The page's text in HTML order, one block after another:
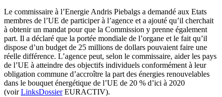
Le commissaire à l’Energie Andris Piebalgs a demandé aux Etats
membres de l’UE de participer à l’agence et a ajouté qu’il cherchait
à obtenir un mandat pour que la Commission y prenne également
part. Il a déclaré que la portée mondiale de l’organe et le fait qu’il
dispose d’un budget de 25 millions de dollars pouvaient faire une
réelle différence. L’agence peut, selon le commissaire, aider les pays
de l’UE à atteindre des objectifs individuels conformément à leur
obligation commune d’accroître la part des énergies renouvelables
dans le bouquet énergétique de l’UE de 20 % d’ici à 2020
(voirLinksDossierEURACTIV).